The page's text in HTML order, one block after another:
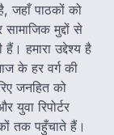
खिलाड़ियों को
सरकारी नौकरी
5, 2026
करीब आठ साल लंबा
जहाँ पाठकों को
मुद्दों से
हमारा उद्देश्य है
के हर वर्ग की
जनहित को
युवा रिपोर्टर
तक पहुँचाते हैं।